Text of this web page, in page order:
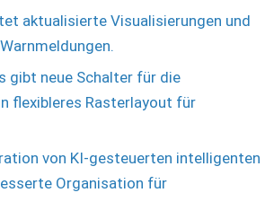
aktualisierte Visualisierungen und
gibt neue Schalter für die
flexibleres Rasterlayout für
von KI-gesteuerten intelligenten
Organisation für